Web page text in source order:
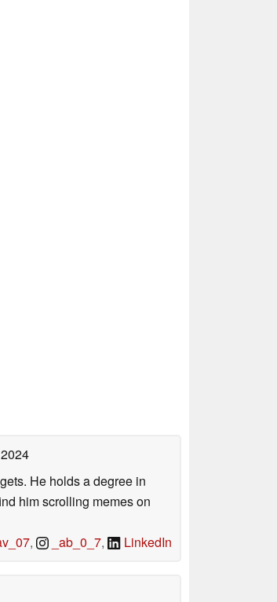
He holds a degree in
him scrolling memes on
, _ab_0_7, LinkedIn